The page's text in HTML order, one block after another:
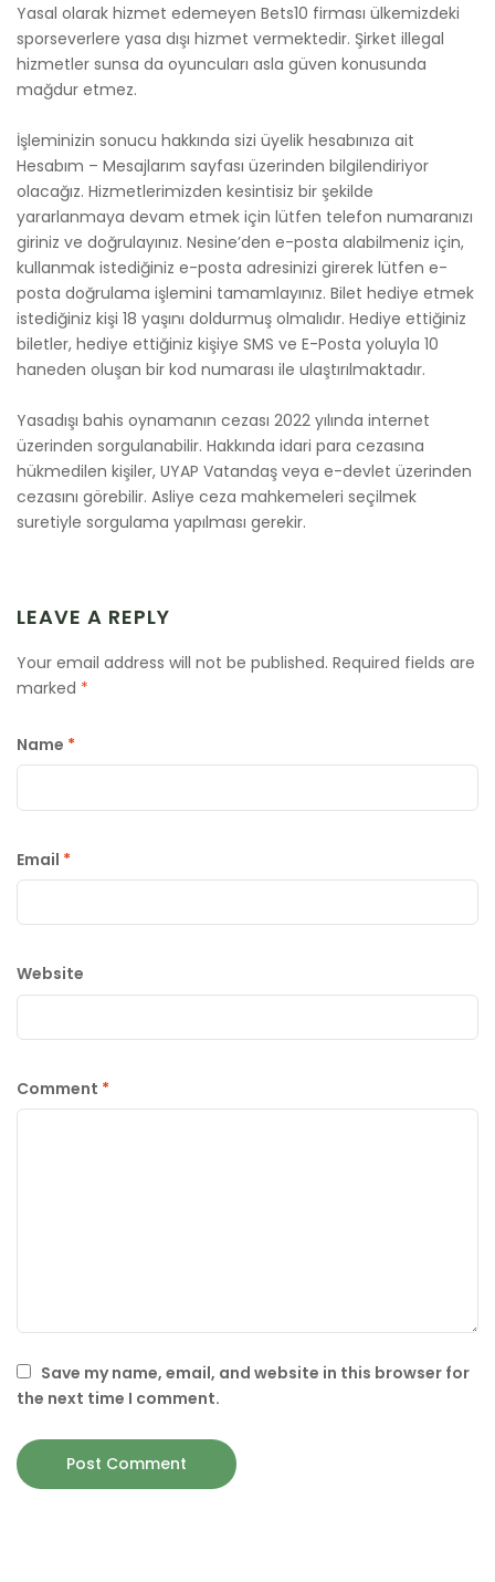
Yasal olarak hizmet edemeyen Bets10 firması ülkemizdeki
sporseverlere yasa dışı hizmet vermektedir. Şirket illegal
hizmetler sunsa da oyuncuları asla güven konusunda
mağdur etmez.
İşleminizin sonucu hakkında sizi üyelik hesabınıza ait
Hesabım – Mesajlarım sayfası üzerinden bilgilendiriyor
olacağız. Hizmetlerimizden kesintisiz bir şekilde
yararlanmaya devam etmek için lütfen telefon numaranızı
giriniz ve doğrulayınız. Nesine’den e-posta alabilmeniz için,
kullanmak istediğiniz e-posta adresinizi girerek lütfen e-
posta doğrulama işlemini tamamlayınız. Bilet hediye etmek
istediğiniz kişi 18 yaşını doldurmuş olmalıdır. Hediye ettiğiniz
biletler, hediye ettiğiniz kişiye SMS ve E-Posta yoluyla 10
haneden oluşan bir kod numarası ile ulaştırılmaktadır.
Yasadışı bahis oynamanın cezası 2022 yılında internet
üzerinden sorgulanabilir. Hakkında idari para cezasına
hükmedilen kişiler, UYAP Vatandaş veya e-devlet üzerinden
cezasını görebilir. Asliye ceza mahkemeleri seçilmek
suretiyle sorgulama yapılması gerekir.
LEAVE A REPLY
Your email address will not be published. Required fields are
marked *
Comment *
Name *
Email *
Website
Save my name, email, and website in this browser for
the next time I comment.